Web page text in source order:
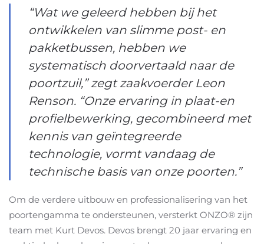
“Wat we geleerd hebben bij het
ontwikkelen van slimme post- en
pakketbussen, hebben we
systematisch doorvertaald naar de
poortzuil,” zegt zaakvoerder Leon
Renson. “Onze ervaring in plaat-en
profielbewerking, gecombineerd met
kennis van geïntegreerde
technologie, vormt vandaag de
technische basis van onze poorten.”
Om de verdere uitbouw en professionalisering van het
poortengamma te ondersteunen, versterkt ONZO® zijn
team met Kurt Devos. Devos brengt 20 jaar ervaring en